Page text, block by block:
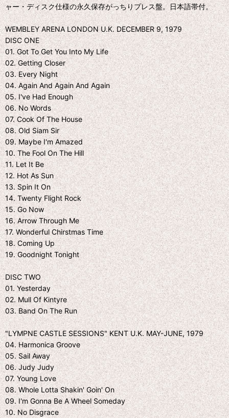
ャー・ディスク仕様の永久保存がっちりプレス盤。日本語帯付。
WEMBLEY ARENA LONDON U.K. DECEMBER 9, 1979
DISC ONE
01. Got To Get You Into My Life
02. Getting Closer
03. Every Night
04. Again And Again And Again
05. I've Had Enough
06. No Words
07. Cook Of The House
08. Old Siam Sir
09. Maybe I'm Amazed
10. The Fool On The Hill
11. Let It Be
12. Hot As Sun
13. Spin It On
14. Twenty Flight Rock
15. Go Now
16. Arrow Through Me
17. Wonderful Chirstmas Time
18. Coming Up
19. Goodnight Tonight
DISC TWO
01. Yesterday
02. Mull Of Kintyre
03. Band On The Run
"LYMPNE CASTLE SESSIONS" KENT U.K. MAY-JUNE, 1979
04. Harmonica Groove
05. Sail Away
06. Judy Judy
07. Young Love
08. Whole Lotta Shakin' Goin' On
09. I'm Gonna Be A Wheel Someday
10. No Disgrace